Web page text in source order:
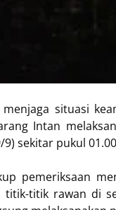
situasi
Intan
sekitar pukul
pemeriksaan
titik-titik rawan di